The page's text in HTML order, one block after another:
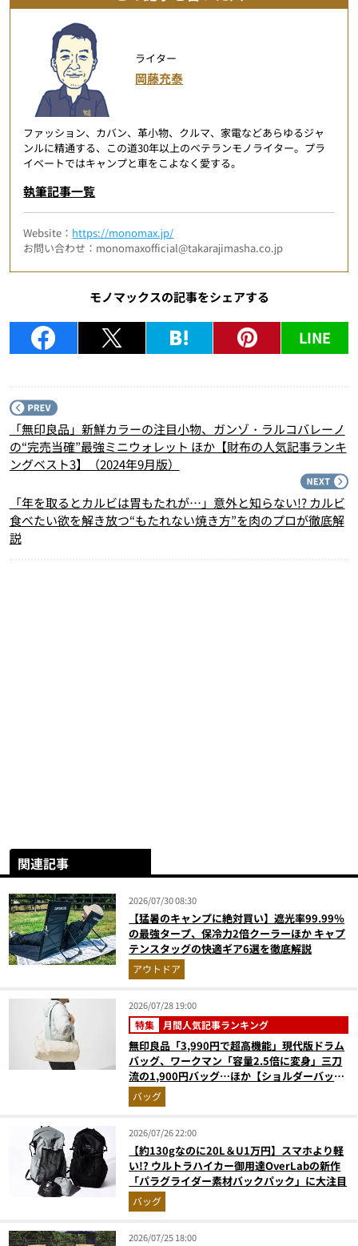
ライター
岡藤充泰
ファッション、カバン、革小物、クルマ、家電などあらゆるジャ
ンルに精通する、この道30年以上のベテランモノライター。プラ
イベートではキャンプと車をこよなく愛する。
執筆記事一覧
Website： https://monomax.jp/
お問い合わせ：monomaxofficial@takarajimasha.co.jp
モノマックスの記事をシェアする
LINE
「無印良品」新鮮カラーの注目小物、ガンゾ・ラルコバレーノ
の“完売当確”最強ミニウォレット ほか【財布の人気記事ランキ
ングベスト3】（2024年9月版）
「年を取るとカルビは胃もたれが…」意外と知らない!? カルビ
食べたい欲を解き放つ“もたれない焼き方”を肉のプロが徹底解
説
関連記事
2026/07/30 08:30
【猛暑のキャンプに絶対買い】遮光率99.99％
の最強タープ、保冷力2倍クーラーほか キャプ
テンスタッグの快適ギア6選を徹底解説
アウトドア
2026/07/28 19:00
特集 月間人気記事ランキング
無印良品「3,990円で超高機能」現代版ドラム
バッグ、ワークマン「容量2.5倍に変身」三刀
流の1,900円バッグ…ほか【ショルダーバッグ
の人気記事ランキングベスト3】（2026年6月
版）
バッグ
2026/07/26 22:00
【約130gなのに20L＆U1万円】スマホより軽
い!? ウルトラハイカー御用達OverLabの新作
「パラグライダー素材バックパック」に大注目
バッグ
2026/07/25 18:00